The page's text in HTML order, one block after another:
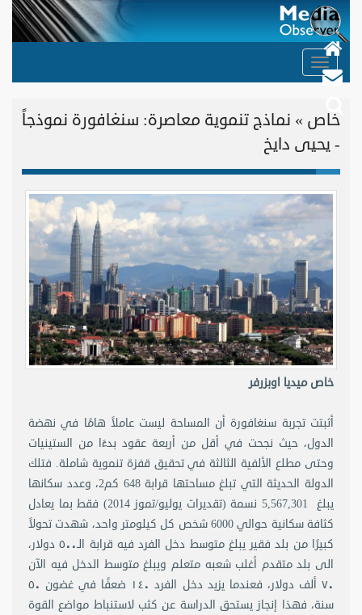
Toggle
navigation
خاص » نماذج تنموية معاصرة: سنغافورة نموذجاً
- يحيى دايخ
خاص ميديا اوبزرفر
أثبتت تجربة سنغافورة أن المساحة ليست عاملاً هامًا في نهضة
الدول، حيث نجحت في أقل من أربعة عقود بدءًا من الستينيات
وحتى مطلع الألفية الثالثة في تحقيق قفزة تنموية شاملة. فتلك
الدولة الحديثة التي تبلغ مساحتها قرابة 648 كم2، وعدد سكانها
يبلغ 5,567,301 نسمة (تقديرات يوليو/تموز 2014) فقط بما يعادل
كثافة سكانية حوالي 6000 شخص كل كيلومتر واحد، شهدت تحولاً
كبيرًا من بلد فقير يبلغ متوسط دخل الفرد فيه قرابة الـ٥٠٠ دولار،
الى بلد متقدم أغلب شعبه متعلم ويبلغ متوسط الدخل فيه الآن
٧٠ ألف دولار، فعندما يزيد دخل الفرد ١٤٠ ضعفًا في غضون ٥٠
سنة، فهذا إنجاز يستحق الدراسة عن كثب لاستنباط مواضع القوة